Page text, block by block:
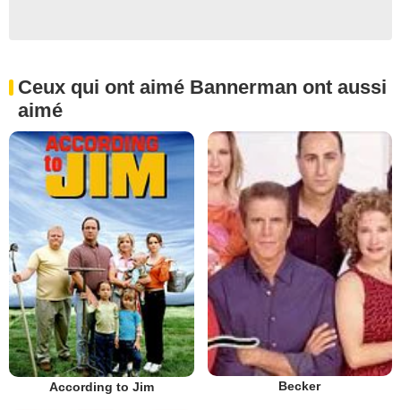
Ceux qui ont aimé Bannerman ont aussi
aimé
According to Jim Becker